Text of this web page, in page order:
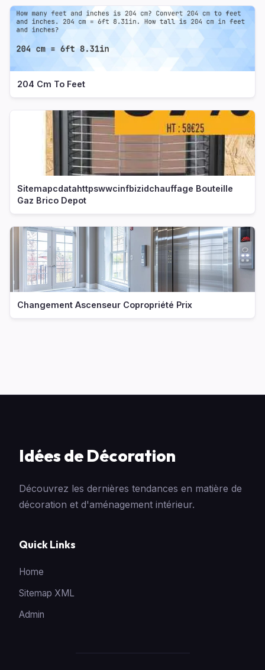
204 Cm To Feet
Sitemapcdatahttpswwcinfbizidchauffage Bouteille
Gaz Brico Depot
Changement Ascenseur Copropriété Prix
Idées de Décoration
Découvrez les dernières tendances en matière de
décoration et d'aménagement intérieur.
Quick Links
Home
Sitemap XML
Admin